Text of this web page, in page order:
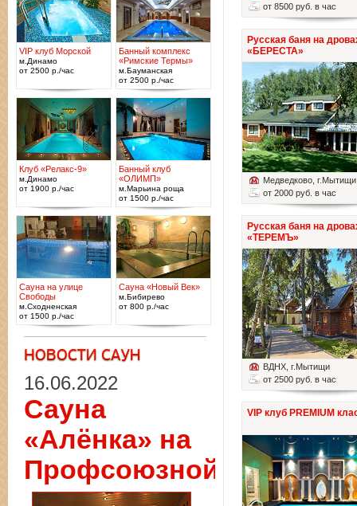
от 8500 руб. в час
Русская баня на
«БЕРЕСТА»
Медведково , г.Мытищи
от 2000 руб. в час
Русская баня на
«ТЕРЕМЪ»
ВДНХ , г.Мытищи
от 2500 руб. в час
VIP клуб PREMIUM
VIP клуб Морской
м.Динамо
от 2500 р./час
Банный комплекс
«Римские Термы»
м.Бауманская
от 2500 р./час
Клуб «Релакс-9»
м.Динамо
от 1900 р./час
Банный клуб
«ОЛИМП»
м.Марьина роща
от 1500 р./час
Сауна на улице
Свободы
м.Сходненская
от 1500 р./час
Сауна «Новый Век»
м.Бибирево
от 800 р./час
16.06.2022
Сауна
«Алёнка» на
Профсоюзной